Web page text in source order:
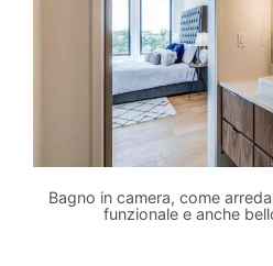
Bagno in camera, come
funzionale e anche